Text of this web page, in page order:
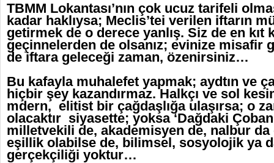
TBMM Lokantası’nın çok ucuz tarifeli
kadar haklıysa; Meclis’tei verilen iftarın
getirmek de o derece yanlış. Siz de en kıt
geçinnelerden de olsanız; evinize misafir
de iftara geleceği zaman, özenirsiniz…
Bu kafayla muhalefet yapmak; aydtın ve
hiçbir şey kazandırmaz. Halkçı ve sol
mdern, elitist bir çağdaşlığa ulaşırsa; o
olacaktır siyasette; yoksa ‘Dağdaki
milletvekili de, akademisyen de, nalbur da
eşillik olabilse de, bilimsel, sosyolojik ya
gerçekçiliği yoktur…